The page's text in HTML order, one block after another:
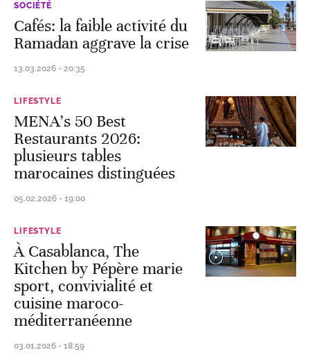
SOCIÉTÉ
Cafés: la faible activité du
Ramadan aggrave la crise
13.03.2026 - 20:35
LIFESTYLE
MENA’s 50 Best
Restaurants 2026:
plusieurs tables
marocaines distinguées
05.02.2026 - 19:00
LIFESTYLE
À Casablanca, The
Kitchen by Pépère marie
sport, convivialité et
cuisine maroco-
méditerranéenne
03.01.2026 - 18:59